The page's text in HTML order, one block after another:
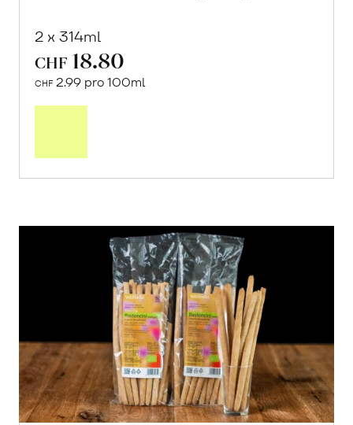
2 x 314ml
CHF 18.80
CHF 2.99 pro 100ml